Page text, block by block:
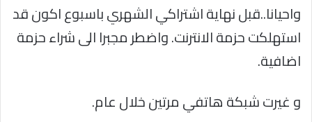
واحيانا..قبل نهاية اشتراكي الشهري باسبوع اكون قد
استهلكت حزمة الانترنت. واضطر مجبرا الى شراء حزمة
اضافية.
و غيرت شبكة هاتفي مرتين خلال عام.